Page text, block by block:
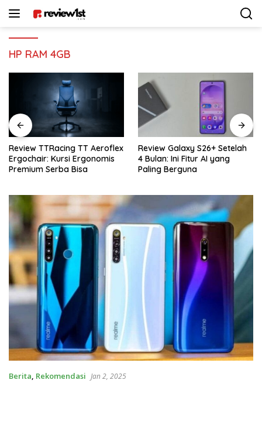
HP RAM 4GB
Review Galaxy S26+ Setelah
4 Bulan: Ini Fitur AI yang
Paling Berguna
Review Sennheiser MKE 400:
Rekomendasi Mic Vlogger
Terbaik Buat Kamera & HP
Berita, Rekomendasi Jan 2, 2025